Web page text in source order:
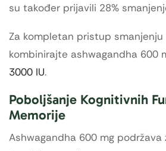
su također prijavili 28%
Za kompletan pristup smanjenju
kombinirajte ashwagandha 600
3000 IU.
Poboljšanje Kognitivnih
Memorije
Ashwagandha 600 mg podržava